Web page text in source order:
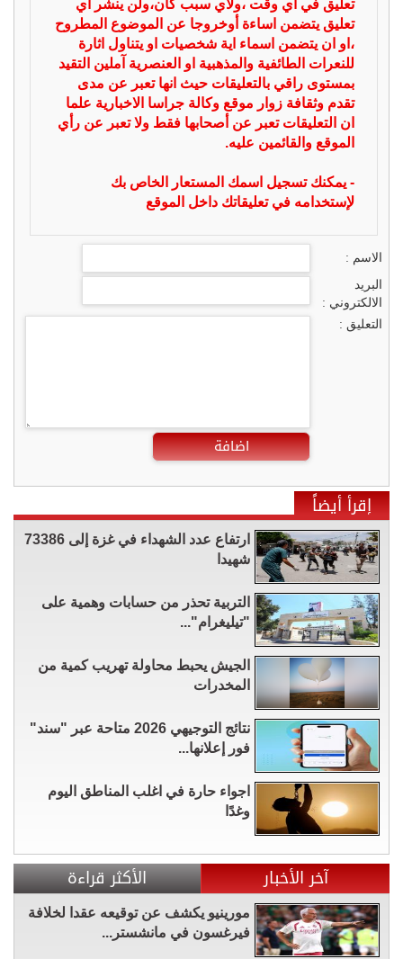
تعليق في أي وقت ،ولأي سبب كان،ولن ينشر أي
تعليق يتضمن اساءة أوخروجا عن الموضوع المطروح
،او ان يتضمن اسماء اية شخصيات او يتناول اثارة
للنعرات الطائفية والمذهبية او العنصرية آملين التقيد
بمستوى راقي بالتعليقات حيث انها تعبر عن مدى
تقدم وثقافة زوار موقع وكالة جراسا الاخبارية علما
ان التعليقات تعبر عن أصحابها فقط ولا تعبر عن رأي
الموقع والقائمين عليه.
- يمكنك تسجيل اسمك المستعار الخاص بك
لإستخدامه في تعليقاتك داخل الموقع
الاسم :
البريد
الالكتروني :
التعليق :
اضافة
إقرأ أيضاً
ارتفاع عدد الشهداء في غزة إلى 73386
شهيدا
التربية تحذر من حسابات وهمية على
"تيليغرام"...
الجيش يحبط محاولة تهريب كمية من
المخدرات
نتائج التوجيهي 2026 متاحة عبر "سند"
فور إعلانها...
اجواء حارة في اغلب المناطق اليوم
وغدًا
آخر الأخبار الأكثر قراءة
مورينيو يكشف عن توقيعه عقدا لخلافة
فيرغسون في مانشستر...